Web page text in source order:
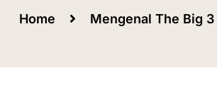
Home Mengenal The Big